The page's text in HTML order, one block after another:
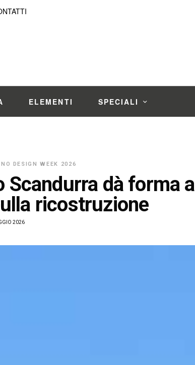
ELEMENTI SPECIALI
DESIGN WEEK 2026
Scandurra dà forma a
ricostruzione
2026